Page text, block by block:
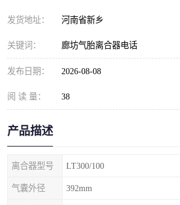
发货地址： 河南省新乡
关键词： 廊坊气胎离合器电话
发布日期： 2026-08-08
阅 读 量： 38
产品描述
离合器型号 LT300/100
气囊外径 392mm